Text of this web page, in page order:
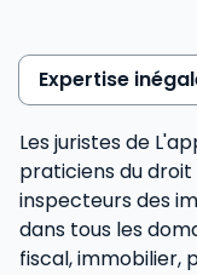
Expertise
Les juristes de
praticiens du
inspecteurs des
dans tous les
fiscal, immobilier,